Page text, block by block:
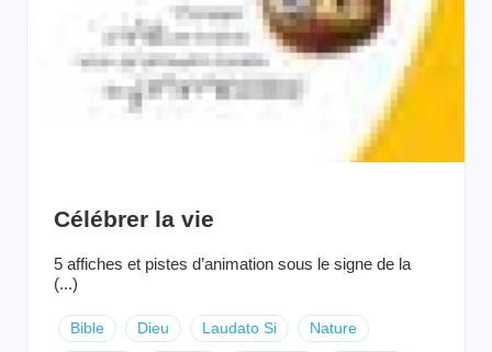
Célébrer la vie
5 affiches et pistes d’animation sous le signe de la
(...)
Bible Dieu Laudato Si Nature